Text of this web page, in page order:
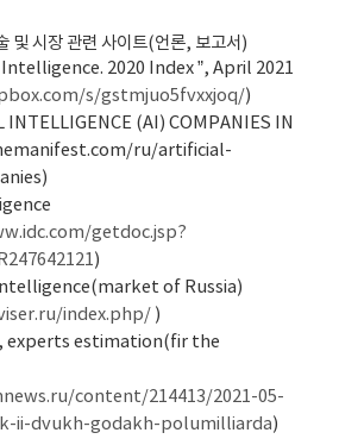
및 시장 관련 사이트(언론, 보고서)
2020 Index ”, April 2021
s/gstmjuo5fvxxjoq/)
INTELLIGENCE (AI) COMPANIES IN
ru/artificial-
)
getdoc.jsp?
)
of Russia)
index.php/ )
experts estimation(fir the
content/214413/2021-05-
ii-dvukh-godakh-polumilliarda)